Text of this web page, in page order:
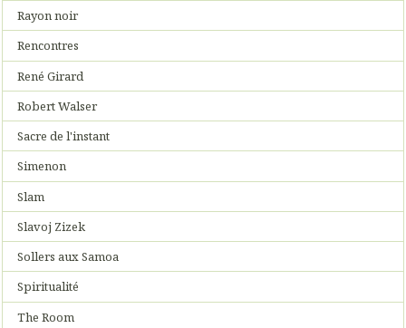
Rayon noir
Rencontres
René Girard
Robert Walser
Sacre de l'instant
Simenon
Slam
Slavoj Zizek
Sollers aux Samoa
Spiritualité
The Room